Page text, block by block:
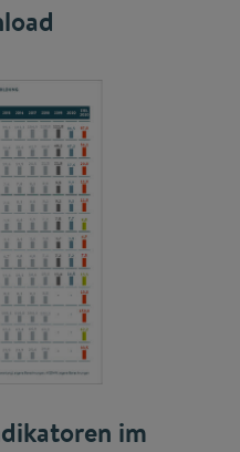
im